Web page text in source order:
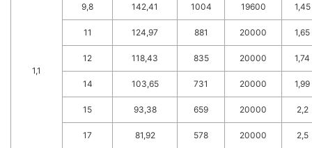
1,1
9,8 142,41 1004 19600 1,45
11 124,97 881 20000 1,65
12 118,43 835 20000 1,74
14 103,65 731 20000 1,99
15 93,38 659 20000 2,2
17 81,92 578 20000 2,5